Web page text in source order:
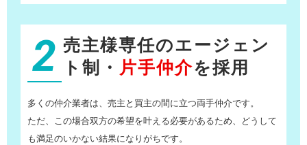
2 売主様専任のエージェン
ト制・ 片手仲介を採用
多くの仲介業者は、売主と買主の間に立つ両手仲介です。
ただ、この場合双方の希望を叶える必要があるため、どうして
も満足のいかない結果になりがちです。